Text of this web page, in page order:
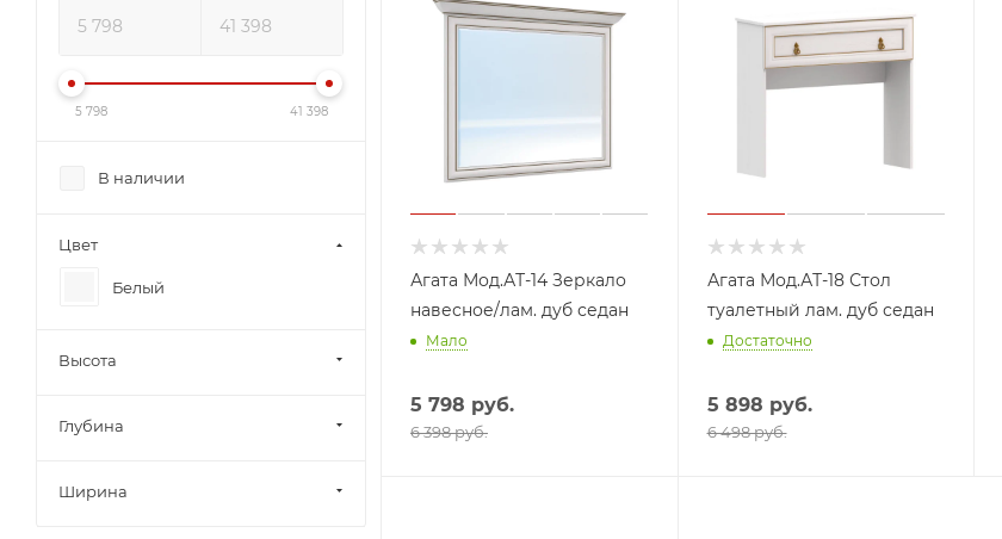
Агата Мод.АТ-14 Зеркало
навесное/лам. дуб седан
Мало
5 798 руб.
6 398 руб.
Агата Мод.АТ-18 Стол
туалетный лам. дуб седан
Достаточно
5 898 руб.
6 498 руб.
5 798 41 398
В наличии
Цвет
Белый
Высота
Глубина
Ширина